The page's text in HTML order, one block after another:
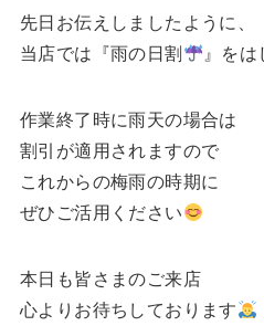
先日お伝えしましたように、
当店では『雨の日割
』をは
作業終了時に雨天の場合は
割引が適用されますので
これからの梅雨の時期に
ぜひご活用ください
本日も皆さまのご来店
心よりお待ちしております